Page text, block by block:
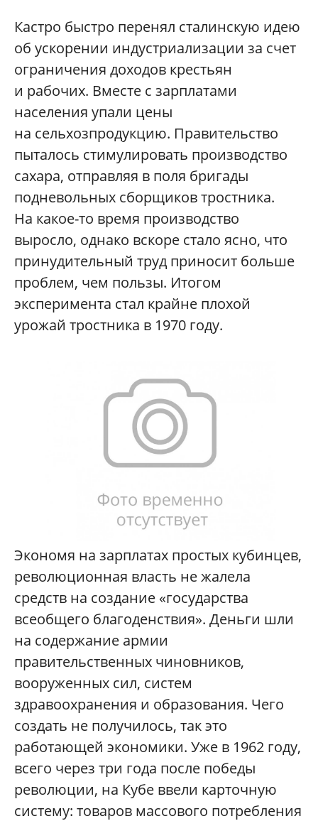
Кастро быстро перенял сталинскую идею
об ускорении индустриализации за счет
ограничения доходов крестьян
и рабочих. Вместе с зарплатами
населения упали цены
на сельхозпродукцию. Правительство
пыталось стимулировать производство
сахара, отправляя в поля бригады
подневольных сборщиков тростника.
На какое-то время производство
выросло, однако вскоре стало ясно, что
принудительный труд приносит больше
проблем, чем пользы. Итогом
эксперимента стал крайне плохой
урожай тростника в 1970 году.
Экономя на зарплатах простых кубинцев,
революционная власть не жалела
средств на создание «государства
всеобщего благоденствия». Деньги шли
на содержание армии
правительственных чиновников,
вооруженных сил, систем
здравоохранения и образования. Чего
создать не получилось, так это
работающей экономики. Уже в 1962 году,
всего через три года после победы
революции, на Кубе ввели карточную
систему: товаров массового потребления